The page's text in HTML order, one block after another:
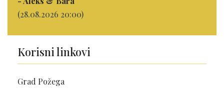
(28.08.2026 20:00)
Korisni linkovi
Grad Požega